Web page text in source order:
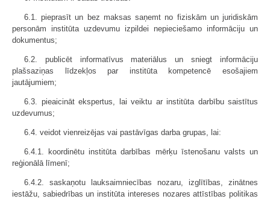
6.1. pieprasīt un bez maksas saņemt no fiziskām un juridiskām
personām institūta uzdevumu izpildei nepieciešamo informāciju un
dokumentus;
6.2. publicēt informatīvus materiālus un sniegt informāciju
plašsaziņas līdzekļos par institūta kompetencē esošajiem
jautājumiem;
6.3. pieaicināt ekspertus, lai veiktu ar institūta darbību saistītus
uzdevumus;
6.4. veidot vienreizējas vai pastāvīgas darba grupas, lai:
6.4.1. koordinētu institūta darbības mērķu īstenošanu valsts un
reģionālā līmenī;
6.4.2. saskaņotu lauksaimniecības nozaru, izglītības, zinātnes
iestāžu, sabiedrības un institūta intereses nozares attīstības politikas